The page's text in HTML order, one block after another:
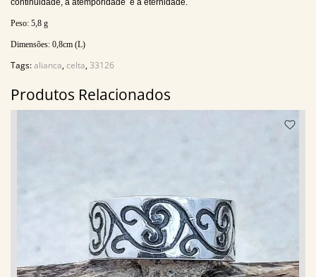
continuidade, a atemporidade e a eternidade.
Peso: 5,8 g
Dimensões: 0,8cm (L)
Tags:alianca,celta,33126
Produtos Relacionados